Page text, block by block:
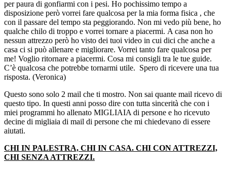
per paura di gonfiarmi con i pesi. Ho pochissimo tempo a
disposizione però vorrei fare qualcosa per la mia forma fisica , che
con il passare del tempo sta peggiorando. Non mi vedo più bene, ho
qualche chilo di troppo e vorrei tornare a piacermi. A casa non ho
nessun attrezzo però ho visto dei tuoi video in cui dici che anche a
casa ci si può allenare e migliorare. Vorrei tanto fare qualcosa per
me! Voglio ritornare a piacermi. Cosa mi consigli tra le tue guide.
C’è qualcosa che potrebbe tornarmi utile. Spero di ricevere una tua
risposta. (Veronica)
Questo sono solo 2 mail che ti mostro. Non sai quante mail ricevo di
questo tipo. In questi anni posso dire con tutta sincerità che con i
miei programmi ho allenato MIGLIAIA di persone e ho ricevuto
decine di migliaia di mail di persone che mi chiedevano di essere
aiutati.
CHI IN PALESTRA, CHI IN CASA. CHI CON ATTREZZI,
CHI SENZA ATTREZZI.